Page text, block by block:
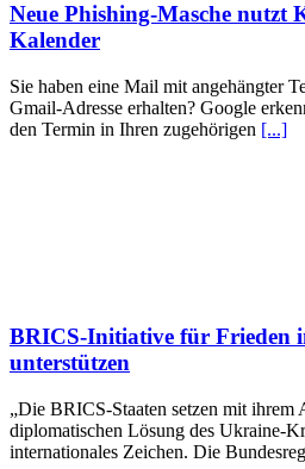
Neue Phishing-Masche nutzt
Kalender
Sie haben eine Mail mit angehängter
Gmail-Adresse erhalten? Google
den Termin in Ihren zugehörigen [...]
BRICS-Initiative für Frieden
unterstützen
„Die BRICS-Staaten setzen mit ihrem
diplomatischen Lösung des Ukraine-
internationales Zeichen. Die